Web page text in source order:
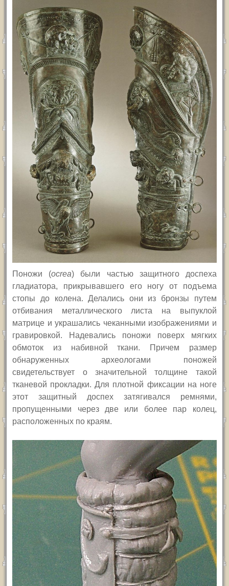
Поножи (ocrea) были частью защитного доспеха
гладиатора, прикрывавшего его ногу от подъема
стопы до колена. Делались они из бронзы путем
отбивания металлического листа на выпуклой
матрице и украшались чеканными изображениями и
гравировкой. Надевались поножи поверх мягких
обмоток из набивной ткани. Причем размер
обнаруженных археологами поножей
свидетельствует о значительной толщине такой
тканевой прокладки. Для плотной фиксации на ноге
этот защитный доспех затягивался ремнями,
пропущенными через две или болеепар колец,
расположенных по краям.